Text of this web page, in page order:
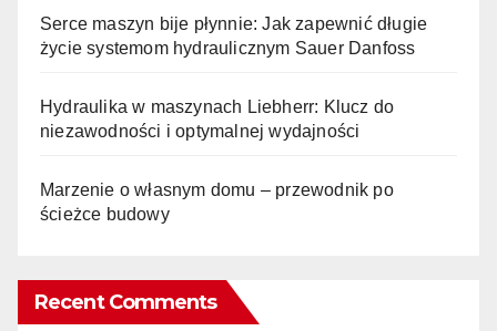
Serce maszyn bije płynnie: Jak zapewnić długie
życie systemom hydraulicznym Sauer Danfoss
Hydraulika w maszynach Liebherr: Klucz do
niezawodności i optymalnej wydajności
Marzenie o własnym domu – przewodnik po
ścieżce budowy
Recent Comments